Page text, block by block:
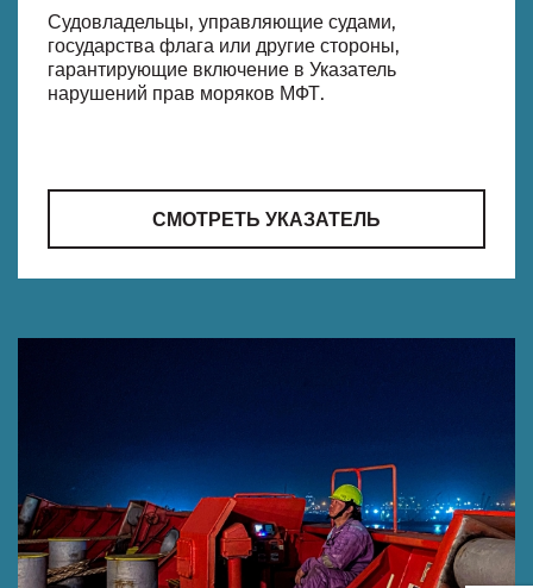
Судовладельцы, управляющие судами,
государства флага или другие стороны,
гарантирующие включение в Указатель
нарушений прав моряков МФТ.
СМОТРЕТЬ УКАЗАТЕЛЬ